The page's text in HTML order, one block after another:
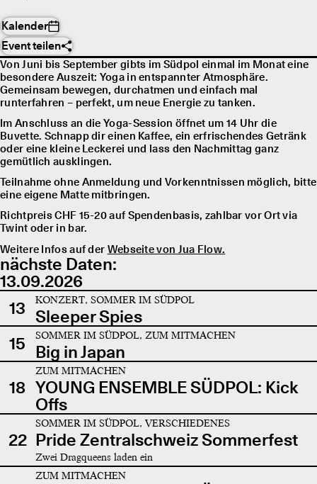
Kalender
Event teilen
Von Juni bis September gibts im Südpol einmal im Monat eine
besondere Auszeit: Yoga in entspannter Atmosphäre.
Gemeinsam bewegen, durchatmen und einfach mal
runterfahren – perfekt, um neue Energie zu tanken.
Im Anschluss an die Yoga-Session öffnet um 14 Uhr die
Buvette. Schnapp dir einen Kaffee, ein erfrischendes Getränk
oder eine kleine Leckerei und lass den Nachmittag ganz
gemütlich ausklingen.
Teilnahme ohne Anmeldung und Vorkenntnissen möglich, bitte
eine eigene Matte mitbringen.
Richtpreis CHF 15-20 auf Spendenbasis, zahlbar vor Ort via
Twint oder in bar.
Weitere Infos auf der Webseite von Jua Flow.
nächste Daten:
13.09.2026
13
KONZERT, SOMMER IM SÜDPOL
Sleeper Spies
15
SOMMER IM SÜDPOL, ZUM MITMACHEN
Big in Japan
18
ZUM MITMACHEN
YOUNG ENSEMBLE SÜDPOL: Kick
Offs
22
SOMMER IM SÜDPOL, VERSCHIEDENES
Pride Zentralschweiz Sommerfest
Zwei Dragqueens laden ein
ZUM MITMACHEN